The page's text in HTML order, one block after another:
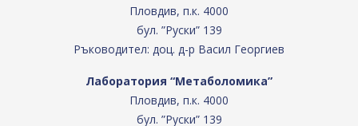
Пловдив, п.к. 4000
бул. ”Руски” 139
Ръководител: доц. д-р Васил Георгиев
Лаборатория “Метаболомика”
Пловдив, п.к. 4000
бул. ”Руски” 139